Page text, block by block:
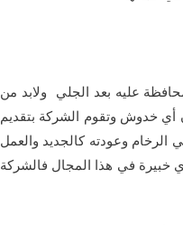
عليه بعد الجلي ولابد من
أي خدوش وتقوم الشركة بتقديم
وعودته كالجديد والعمل
خبيرة في هذا المجال فالشركة